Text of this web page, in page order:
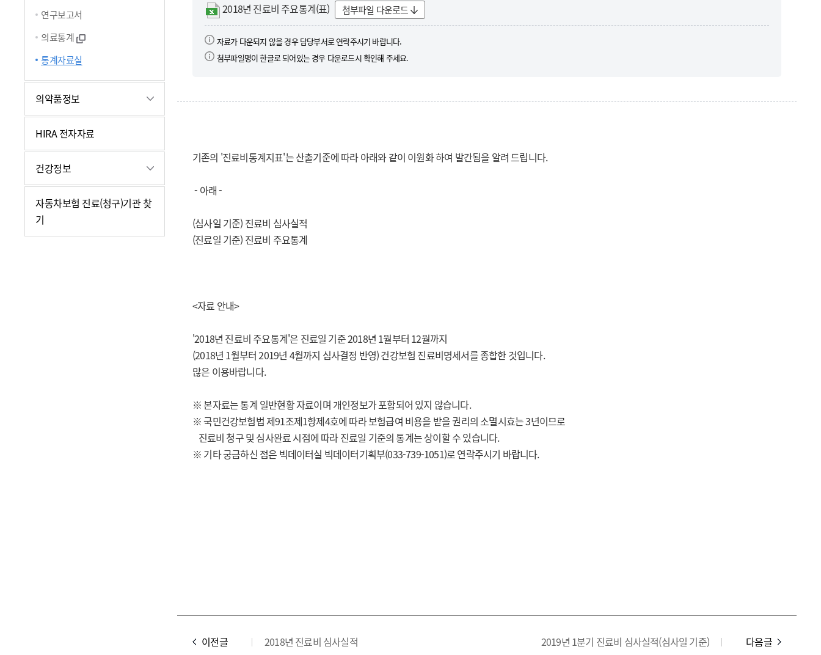
연구보고서
의료통계
통계자료실
의약품정보
HIRA 전자자료
건강정보
자동차보험 진료(청구)기관 찾
기
2018년 진료비 주요통계(표) 첨부파일 다운로드
자료가 다운되지 않을 경우 담당부서로 연락주시기 바랍니다.
첨부파일명이 한글로 되어있는 경우 다운로드시 확인해 주세요.
기존의 '진료비통계지표'는 산출기준에 따라 아래와 같이 이원화 하여 발간됨을 알려 드립니다.
- 아래 -
(심사일 기준) 진료비 심사실적
(진료일 기준) 진료비 주요통계
<자료 안내>
'2018년 진료비 주요통계'은 진료일 기준 2018년 1월부터 12월까지
(2018년 1월부터 2019년 4월까지 심사결정 반영) 건강보험 진료비명세서를 종합한 것입니다.
많은 이용바랍니다.
※ 본자료는 통계 일반현황 자료이며 개인정보가 포함되어 있지 않습니다.
※ 국민건강보험법 제91조제1항제4호에 따라 보험급여 비용을 받을 권리의 소멸시효는 3년이므로
진료비 청구 및 심사완료 시점에 따라 진료일 기준의 통계는 상이할 수 있습니다.
※ 기타 궁금하신 점은 빅데이터실 빅데이터기획부(033-739-1051)로 연락주시기 바랍니다.
이전글 2018년 진료비 심사실적 다음글
2019년 1분기 진료비 심사실적(심사일 기준)